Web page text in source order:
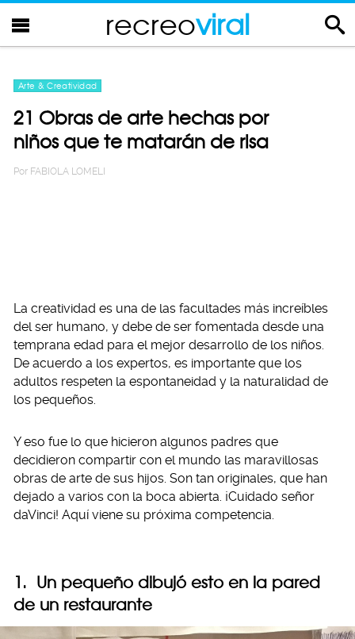
recreoviral
Arte & Creatividad
21 Obras de arte hechas por
niños que te matarán de risa
Por FABIOLA LOMELI
La creatividad es una de las facultades más increíbles
del ser humano, y debe de ser fomentada desde una
temprana edad para el mejor desarrollo de los niños.
De acuerdo a los expertos, es importante que los
adultos respeten la espontaneidad y la naturalidad de
los pequeños.
Y eso fue lo que hicieron algunos padres que
decidieron compartir con el mundo las maravillosas
obras de arte de sus hijos. Son tan originales, que han
dejado a varios con la boca abierta. ¡Cuidado señor
daVinci! Aquí viene su próxima competencia.
1. Un pequeño dibujó esto en la pared
de un restaurante